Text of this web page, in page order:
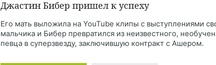
Джастин Бибер пришел к успеху
Его мать выложила на YouTube клипы с выступлениями
мальчика и Бибер превратился из неизвестного,
певца в суперзвезду, заключившую контракт с Ашером.